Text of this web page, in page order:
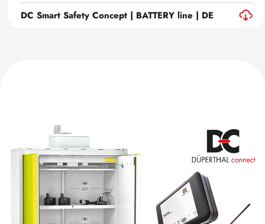
DC Smart Safety Concept | BATTERY line | DE